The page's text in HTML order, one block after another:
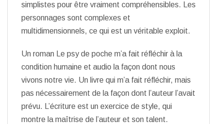
simplistes pour être vraiment compréhensibles. Les
personnages sont complexes et
multidimensionnels, ce qui est un véritable exploit.
Un roman Le psy de poche m’a fait réfléchir à la
condition humaine et audio la façon dont nous
vivons notre vie. Un livre qui m’a fait réfléchir, mais
pas nécessairement de la façon dont l’auteur l’avait
prévu. L’écriture est un exercice de style, qui
montre la maîtrise de l’auteur et son talent.